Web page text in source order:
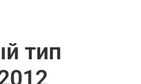
тип